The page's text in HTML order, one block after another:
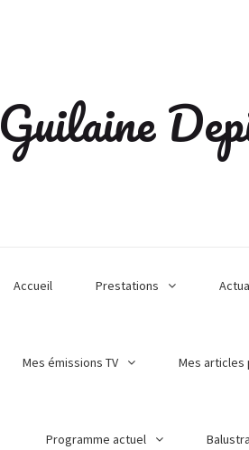
Guilaine
Accueil Prestations
Mes émissions TV Mes articles
Programme actuel